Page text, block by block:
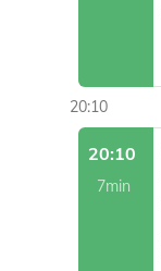
20:10
20:10
7min